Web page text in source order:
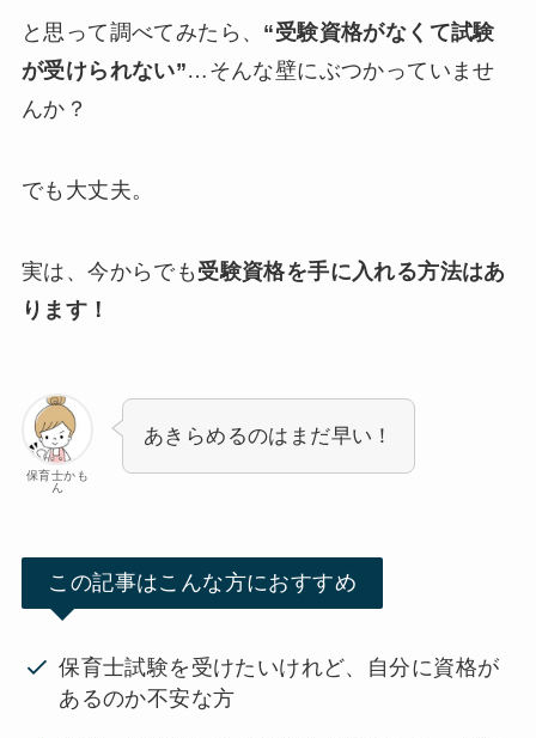
と思って調べてみたら、 “受験資格がなくて試験
が受けられない”…そんな壁にぶつかっていませ
んか？
でも大丈夫。
実は、今からでも 受験資格を手に入れる方法はあ
ります！
保育士かも
ん
あきらめるのはまだ早い！
この記事はこんな方におすすめ
保育士試験を受けたいけれど、自分に資格が
あるのか不安な方